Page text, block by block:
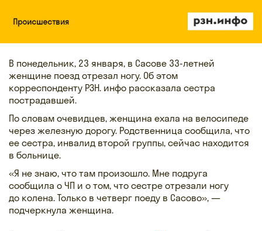
В понедельник, 23 января, в Сасове 33-летней
женщине поезд отрезал ногу. Об этом
корреспонденту РЗН. инфо рассказала сестра
пострадавшей.
По словам очевидцев, женщина ехала на велосипеде
через железную дорогу. Родственница сообщила, что
ее сестра, инвалид второй группы, сейчас находится
в больнице.
«Я не знаю, что там произошло. Мне подруга
сообщила о ЧП и о том, что сестре отрезали ногу
до колена. Только в четверг поеду в Сасово», —
подчеркнула женщина.